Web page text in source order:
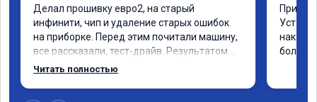
Делал прошивку евро2, на старый
инфинити, чип и удаление старых ошибок
на приборке. Перед этим почитали машину,
все рассказали, тест-драйв. Результатом
доволен, расход упал, машина стала еще
Читать полностью
накат